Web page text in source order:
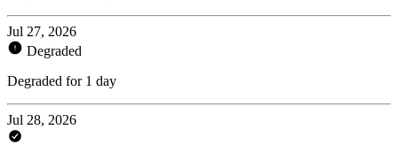
Jul 27, 2026
Degraded
Degraded for 1 day
Jul 28, 2026